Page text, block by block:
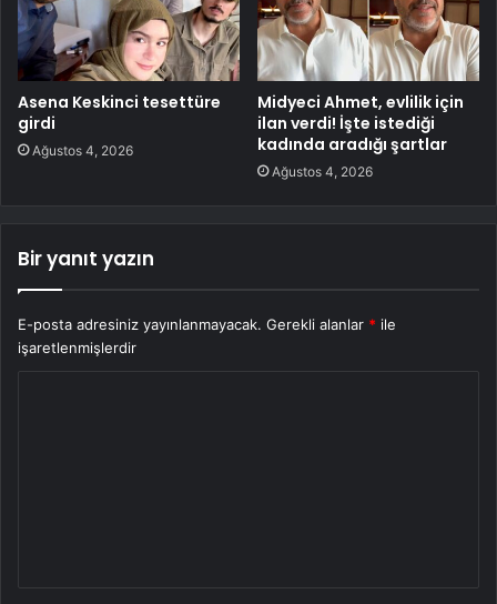
Asena Keskinci tesettüre
girdi
Ağustos 4, 2026
Midyeci Ahmet, evlilik için
ilan verdi! İşte istediği
kadında aradığı şartlar
Ağustos 4, 2026
Bir yanıt yazın
E-posta adresiniz yayınlanmayacak. Gerekli alanlar * ile
işaretlenmişlerdir